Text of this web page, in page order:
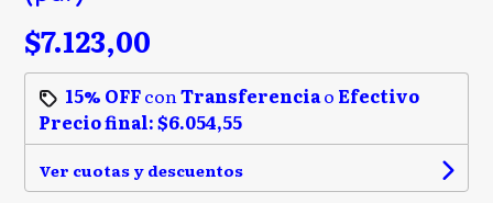
$7.123,00
15% OFFconTransferenciao Efectivo
Precio final:$6.054,55
Ver cuotas y descuentos